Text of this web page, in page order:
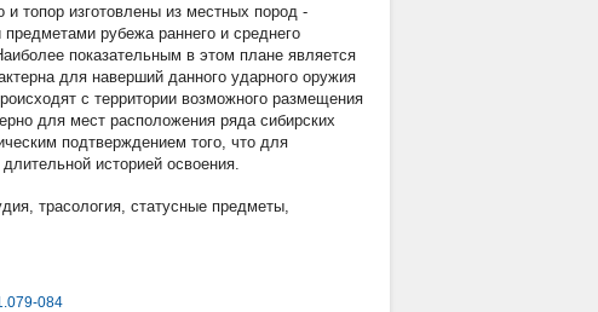
топор изготовлены из местных пород -
рубежа раннего и среднего
показательным в этом плане является
для наверший данного ударного оружия
с территории возможного размещения
для мест расположения ряда сибирских
подтверждением того, что для
историей освоения.
, трасология, статусные предметы,
084